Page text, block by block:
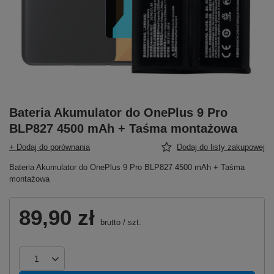
Bateria Akumulator do OnePlus 9 Pro
BLP827 4500 mAh + Taśma montażowa
+ Dodaj do porównania Dodaj do listy zakupowej
Bateria Akumulator do OnePlus 9 Pro BLP827 4500 mAh + Taśma
montażowa
89,90 zł brutto / szt.